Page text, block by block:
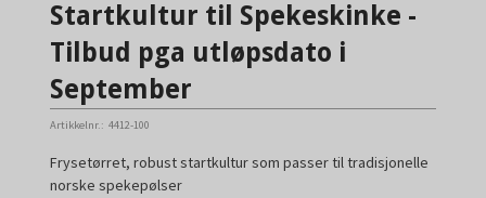
Startkultur til Spekeskinke -
Tilbud pga utløpsdato i
September
Artikkelnr.: 4412-100
Frysetørret, robust startkultur som passer til tradisjonelle
norske spekepølser